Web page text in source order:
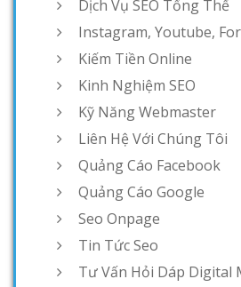
Dịch Vụ SEO Tổng Thể
Instagram, Youtube,
Kiếm Tiền Online
Kinh Nghiệm SEO
Kỹ Năng Webmaster
Liên Hệ Với Chúng Tôi
Quảng Cáo Facebook
Quảng Cáo Google
Seo Onpage
Tin Tức Seo
Tư Vấn Hỏi Dáp Digital